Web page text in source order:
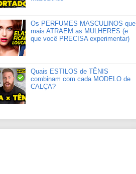
Os PERFUMES MASCULINOS que
mais ATRAEM as MULHERES (e
que você PRECISA experimentar)
Quais ESTILOS de TÊNIS
combinam com cada MODELO de
CALÇA?